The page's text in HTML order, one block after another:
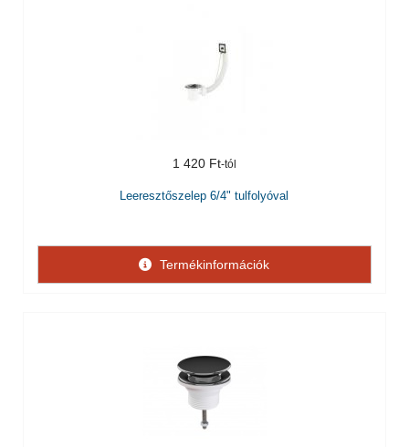
1 420 Ft
Leeresztőszelep 6/4" tulfolyóval
Termékinformációk